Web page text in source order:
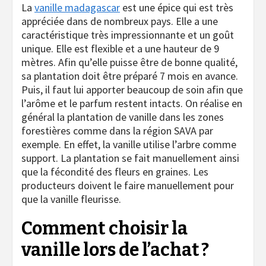
La vanille madagascar est une épice qui est très
appréciée dans de nombreux pays. Elle a une
caractéristique très impressionnante et un goût
unique. Elle est flexible et a une hauteur de 9
mètres. Afin qu’elle puisse être de bonne qualité,
sa plantation doit être préparé 7 mois en avance.
Puis, il faut lui apporter beaucoup de soin afin que
l’arôme et le parfum restent intacts. On réalise en
général la plantation de vanille dans les zones
forestières comme dans la région SAVA par
exemple. En effet, la vanille utilise l’arbre comme
support. La plantation se fait manuellement ainsi
que la fécondité des fleurs en graines. Les
producteurs doivent le faire manuellement pour
que la vanille fleurisse.
Comment choisir la
vanille lors de l’achat ?